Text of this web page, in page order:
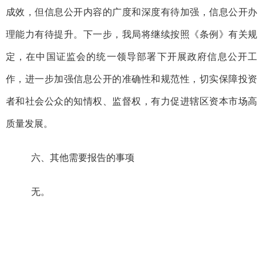
成效，但信息公开内容的广度和深度有待加强，信息公开办
理能力有待提升。下一步，我局将继续按照 《条例》有关规
定，在中国 证监会的统一领导部署下开展政府信息公开工
作 ， 进一步加强信息公开的准确性和规范性，切实保障投资
者和社会公众的知情权、监督权，有力促进辖区资本市场高
质量发展。
六、其他需要报告的事项
无。